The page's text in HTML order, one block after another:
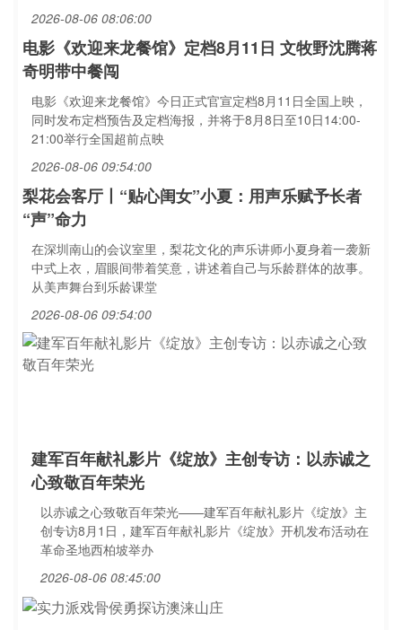
2026-08-06 08:06:00
电影《欢迎来龙餐馆》定档8月11日 文牧野沈腾蒋
奇明带中餐闯
电影《欢迎来龙餐馆》今日正式官宣定档8月11日全国上映，
同时发布定档预告及定档海报，并将于8月8日至10日14:00-
21:00举行全国超前点映
2026-08-06 09:54:00
梨花会客厅丨“贴心闺女”小夏：用声乐赋予长者
“声”命力
在深圳南山的会议室里，梨花文化的声乐讲师小夏身着一袭新
中式上衣，眉眼间带着笑意，讲述着自己与乐龄群体的故事。
从美声舞台到乐龄课堂
2026-08-06 09:54:00
建军百年献礼影片《绽放》主创专访：以赤诚之
心致敬百年荣光
以赤诚之心致敬百年荣光——建军百年献礼影片《绽放》主
创专访8月1日，建军百年献礼影片《绽放》开机发布活动在
革命圣地西柏坡举办
2026-08-06 08:45:00